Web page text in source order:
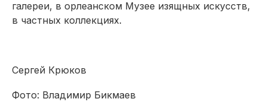
галереи, в орлеанском Музее изящных искусств,
в частных коллекциях.
Сергей Крюков
Фото: Владимир Бикмаев